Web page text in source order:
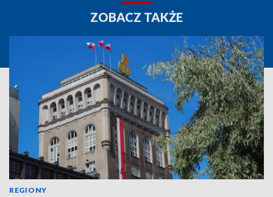
ZOBACZ TAKŻE
REGIONY